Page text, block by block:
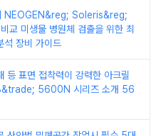
NEOGEN&reg; Soleris&reg;
교 미생물 병원체 검출을 위한 최
석 장비 가이드
등 표면 접착력이 강력한 아크릴
5600N 시리즈 소개 56